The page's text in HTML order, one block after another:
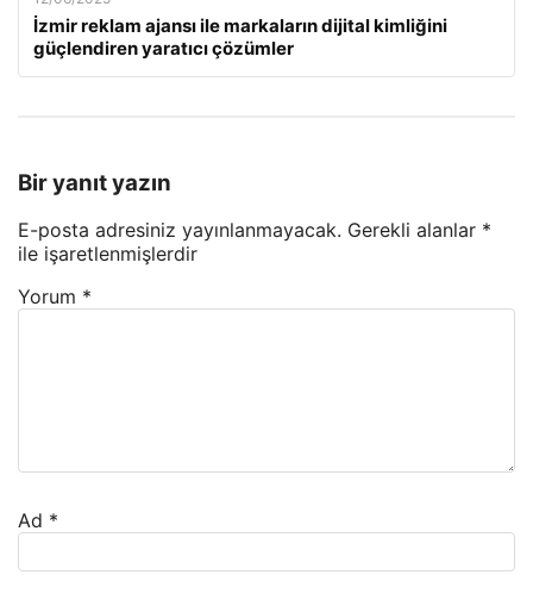
İzmir reklam ajansı ile markaların dijital kimliğini
güçlendiren yaratıcı çözümler
Bir yanıt yazın
E-posta adresiniz yayınlanmayacak. Gerekli alanlar *
ile işaretlenmişlerdir
Yorum *
Ad *